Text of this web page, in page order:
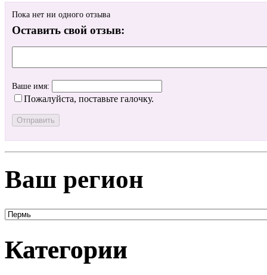
Пока нет ни одного отзыва
Оставить свой отзыв:
Ваше имя:
Пожалуйста, поставьте галочку.
Ваш регион
Категории